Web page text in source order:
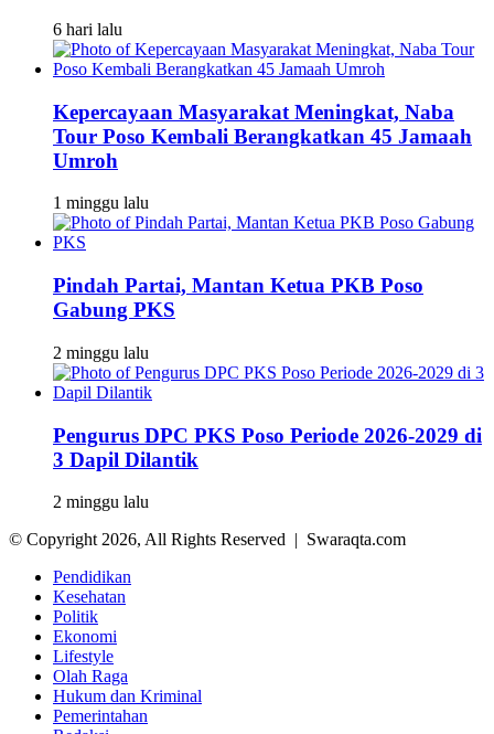
6 hari lalu
Kepercayaan Masyarakat Meningkat, Naba
Tour Poso Kembali Berangkatkan 45 Jamaah
Umroh
1 minggu lalu
Pindah Partai, Mantan Ketua PKB Poso
Gabung PKS
2 minggu lalu
Pengurus DPC PKS Poso Periode 2026-2029 di
3 Dapil Dilantik
2 minggu lalu
© Copyright 2026, All Rights Reserved | Swaraqta.com
Pendidikan
Kesehatan
Politik
Ekonomi
Lifestyle
Olah Raga
Hukum dan Kriminal
Pemerintahan